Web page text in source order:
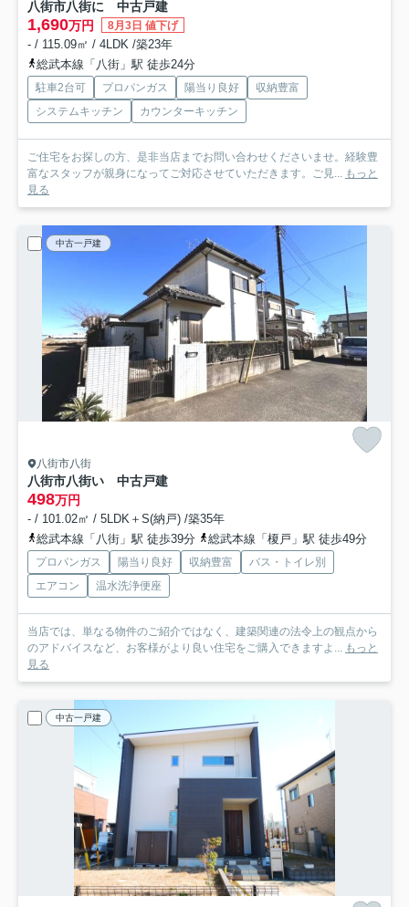
八街市八街に 中古戸建
1,690万円 8月3日 値下げ
- / 115.09㎡ / 4LDK /築23年
総武本線「八街」駅 徒歩24分
駐車2台可 プロパンガス 陽当り良好
収納豊富
システムキッチン
カウンターキッチン
ご住宅をお探しの方、是非当店までお問い合わせくださいませ。経験豊
富なスタッフが親身になってご対応させていただきます。ご見... もっと
見る
中古一戸建
八街市八街
八街市八街い 中古戸建
498万円
- / 101.02㎡ / 5LDK＋S(納戸) /築35年
総武本線「八街」駅 徒歩39分
総武本線「榎戸」駅 徒歩49分
プロパンガス 陽当り良好 収納豊富
バス・トイレ別
エアコン
温水洗浄便座
当店では、単なる物件のご紹介ではなく、建築関連の法令上の観点から
のアドバイスなど、お客様がより良い住宅をご購入できますよ... もっと
見る
中古一戸建